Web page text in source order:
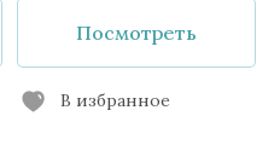
Посмотреть
В избранное